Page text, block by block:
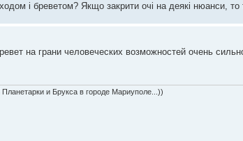
і бреветом? Якщо закрити очі на деякі нюанси, то
на грани человеческих возможностей очень
и Брукса в городе Мариуполе...))